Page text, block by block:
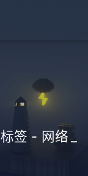
标签 - 网络_